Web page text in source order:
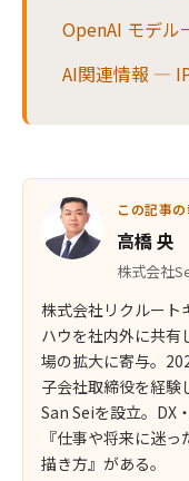
OpenAI モデ
AI関連情報 —
この記事
高橋 央
株式会社
株式会社リクルート
ハウを社内外に共有
場の拡大に寄与。
子会社取締役を経験
San Seiを設立。DX
『仕事や将来に迷
描き方』がある。